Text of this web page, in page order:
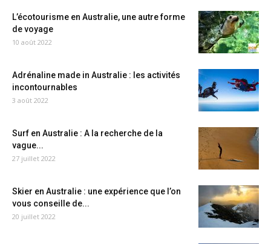
L’écotourisme en Australie, une autre forme
de voyage
10 août 2022
Adrénaline made in Australie : les activités
incontournables
3 août 2022
Surf en Australie : A la recherche de la
vague...
27 juillet 2022
Skier en Australie : une expérience que l’on
vous conseille de...
20 juillet 2022